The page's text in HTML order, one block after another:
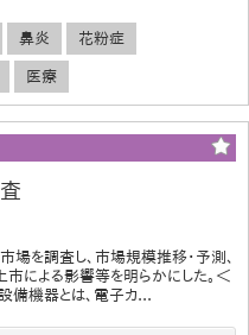
鼻炎 花粉症
医療
を調査し、市場規模推移・予測、
による影響等を明らかにした。＜
備機器とは、電子カ...